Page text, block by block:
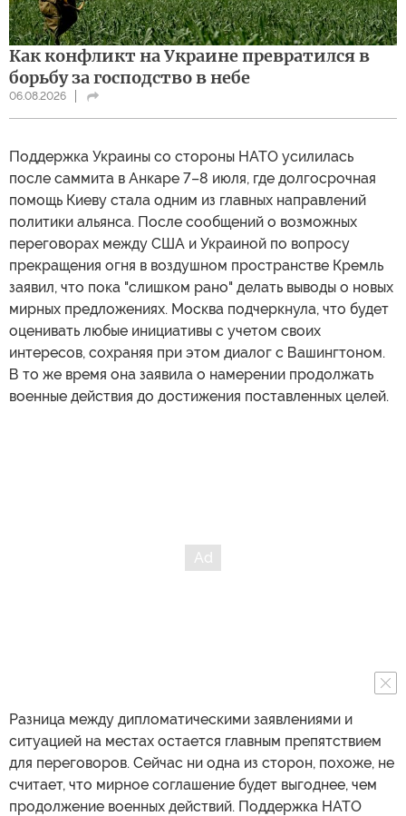
Как конфликт на Украине превратился в
борьбу за господство в небе
06.08.2026
Поддержка Украины со стороны НАТО усилилась
после саммита в Анкаре 7–8 июля, где долгосрочная
помощь Киеву стала одним из главных направлений
политики альянса. После сообщений о возможных
переговорах между США и Украиной по вопросу
прекращения огня в воздушном пространстве Кремль
заявил, что пока "слишком рано" делать выводы о новых
мирных предложениях. Москва подчеркнула, что будет
оценивать любые инициативы с учетом своих
интересов, сохраняя при этом диалог с Вашингтоном.
В то же время она заявила о намерении продолжать
военные действия до достижения поставленных целей.
Разница между дипломатическими заявлениями и
ситуацией на местах остается главным препятствием
для переговоров. Сейчас ни одна из сторон, похоже, не
считает, что мирное соглашение будет выгоднее, чем
продолжение военных действий. Поддержка НАТО